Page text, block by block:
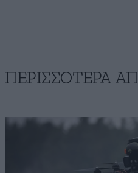
ΠΕΡΙΣΣΟΤΕΡΑ